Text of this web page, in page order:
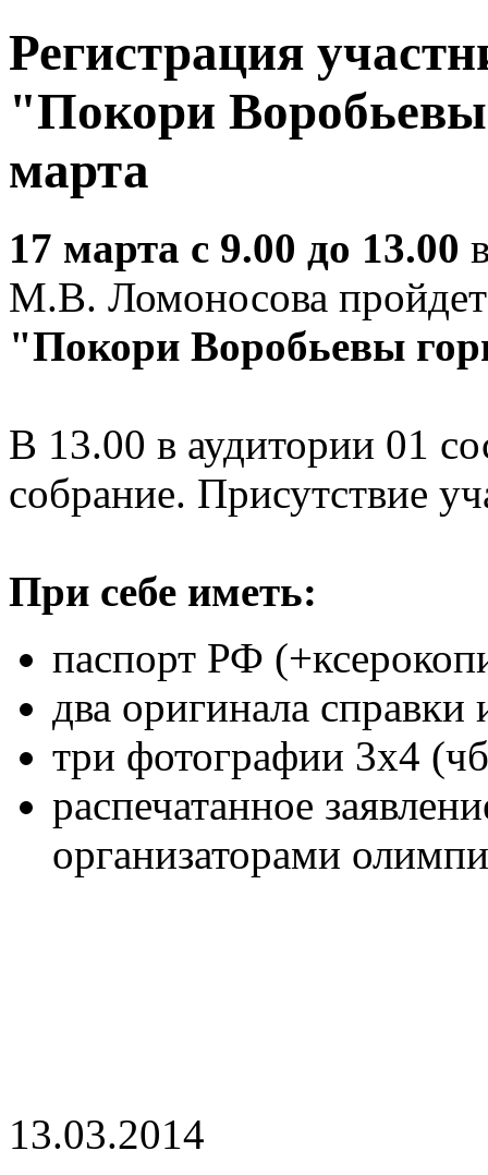
Регистрация
"Покори
марта
17 марта с 9.00 до 13.00
М.В. Ломоносова
"Покори Воробьевы
В 13.00 в аудитории 01
собрание. Присутствие
При себе иметь:
паспорт РФ
два оригинала
три фотографии 3х4
распечатанное
организаторами
13.03.2014